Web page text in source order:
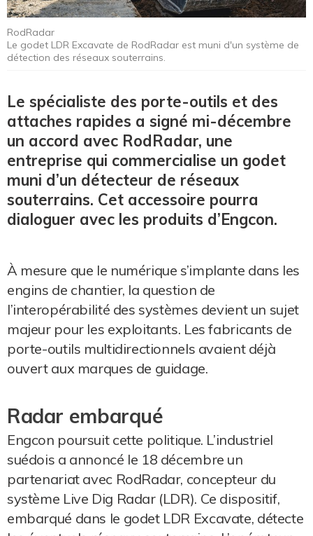
RodRadar
Le godet LDR Excavate de RodRadar est muni d'un système de
détection des réseaux souterrains.
Le spécialiste des porte-outils et des
attaches rapides a signé mi-décembre
un accord avec RodRadar, une
entreprise qui commercialise un godet
muni d’un détecteur de réseaux
souterrains. Cet accessoire pourra
dialoguer avec les produits d’Engcon.
À mesure que le numérique s’implante dans les
engins de chantier, la question de
l’interopérabilité des systèmes devient un sujet
majeur pour les exploitants. Les fabricants de
porte-outils multidirectionnels avaient déjà
ouvert aux marques de guidage.
Radar embarqué
Engcon poursuit cette politique. L’industriel
suédois a annoncé le 18 décembre un
partenariat avec RodRadar, concepteur du
système Live Dig Radar (LDR). Ce dispositif,
embarqué dans le godet LDR Excavate, détecte